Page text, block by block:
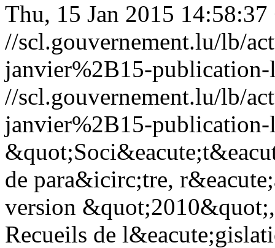
Thu, 15 Jan 2015 14:58:37
//scl.gouvernement.lu/lb/
janvier%2B15-
//scl.gouvernement.lu/lb/
janvier%2B15-
de para&icirc;tre,
version
Recueils de